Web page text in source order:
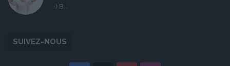
:-) B...
SUIVEZ-NOUS